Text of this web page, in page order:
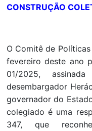
CONSTRUÇÃO
O Comitê de
fevereiro deste ano
01/2025,
desembargador
governador do
colegiado é uma
347, que